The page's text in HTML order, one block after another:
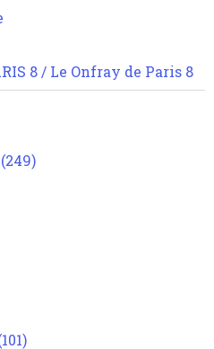
8 / Le Onfray de Paris 8
(249)